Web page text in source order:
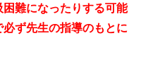
難になったりする可能
ず先生の指導のもとに